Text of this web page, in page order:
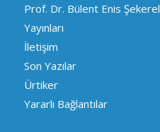
Prof. Dr. Bülent Enis Şekerel
Yayınları
İletişim
Son Yazılar
Ürtiker
Yararlı Bağlantılar